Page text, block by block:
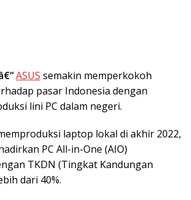
ASUS semakin memperkokoh
pasar Indonesia dengan
lini PC dalam negeri.
laptop lokal di akhir 2022,
PC All-in-One (AIO)
TKDN (Tingkat Kandungan
dari 40%.